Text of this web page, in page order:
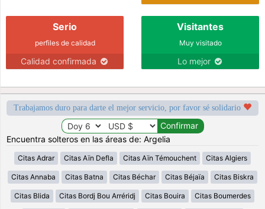
Serio
perfiles de calidad
Calidad confirmada
Visitantes
Muy visitado
Lo mejor
Trabajamos duro para darte el mejor servicio, por favor sé solidario
Encuentra solteros en las áreas de: Argelia
Citas Adrar Citas Aïn Defla Citas Aïn Témouchent Citas Algiers
Citas Annaba Citas Batna Citas Béchar Citas Béjaïa Citas Biskra
Citas Blida Citas Bordj Bou Arréridj Citas Bouira Citas Boumerdes